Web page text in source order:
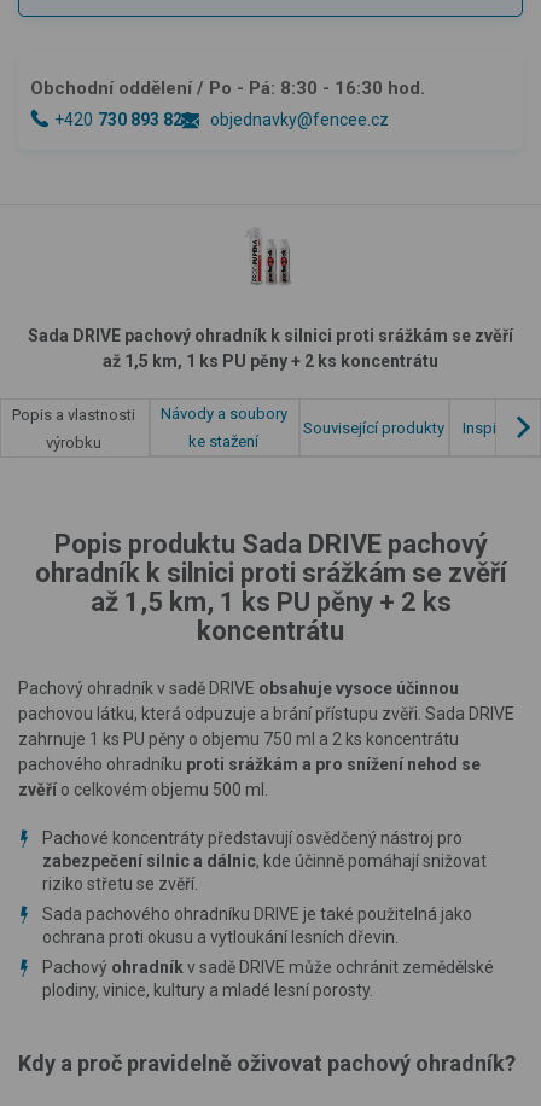
Obchodní oddělení / Po - Pá: 8:30 - 16:30 hod.
+420 730 893 828 objednavky@fencee.cz
Sada DRIVE pachový ohradník k silnici proti srážkám se zvěří
až 1,5 km, 1 ks PU pěny + 2 ks koncentrátu
Popis a vlastnosti
výrobku
Návody a soubory
ke stažení
Související produkty Inspirace
Popis produktu Sada DRIVE pachový
ohradník k silnici proti srážkám se zvěří
až 1,5 km, 1 ks PU pěny + 2 ks
koncentrátu
Pachový ohradník v sadě DRIVE obsahuje vysoce účinnou
pachovou látku, která odpuzuje a brání přístupu zvěři. Sada DRIVE
zahrnuje 1 ks PU pěny o objemu 750 ml a 2 ks koncentrátu
pachového ohradníku proti srážkám a pro snížení nehod se
zvěří o celkovém objemu 500 ml.
Pachové koncentráty představují osvědčený nástroj pro
zabezpečení silnic a dálnic, kde účinně pomáhají snižovat
riziko střetu se zvěří.
Sada pachového ohradníku DRIVE je také použitelná jako
ochrana proti okusu a vytloukání lesních dřevin.
Pachový ohradníkv sadě DRIVE může ochránit zemědělské
plodiny, vinice, kultury a mladé lesní porosty.
Kdy a proč pravidelně oživovat pachový ohradník?